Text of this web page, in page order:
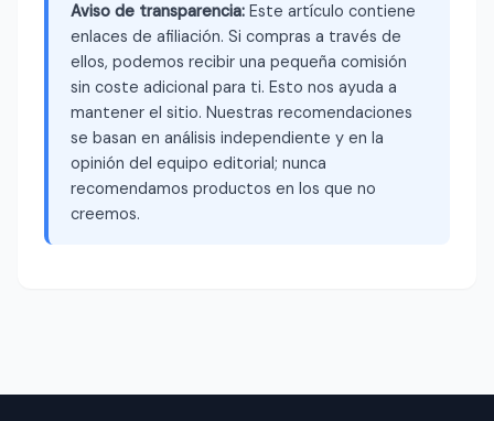
Aviso de transparencia: Este artículo contiene
enlaces de afiliación. Si compras a través de
ellos, podemos recibir una pequeña comisión
sin coste adicional para ti. Esto nos ayuda a
mantener el sitio. Nuestras recomendaciones
se basan en análisis independiente y en la
opinión del equipo editorial; nunca
recomendamos productos en los que no
creemos.